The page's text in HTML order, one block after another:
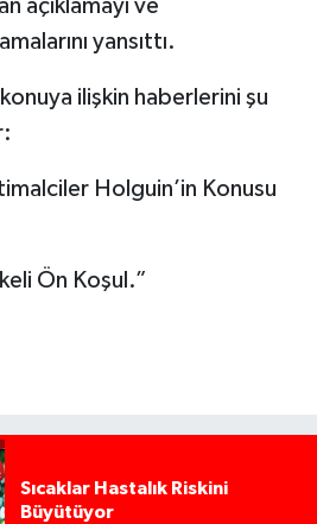
açıklamayı ve
yansıttı.
ilişkin haberlerini şu
Holguin’in Konusu
Ön Koşul.”
Sıcaklar Hastalık Riskini
Büyütüyor